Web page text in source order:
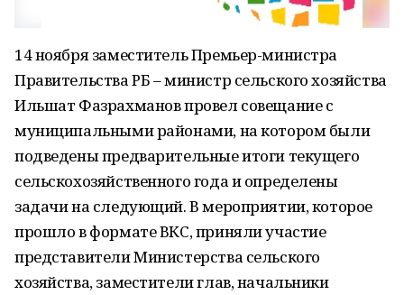
14 ноября заместитель Премьер-министра
Правительства РБ – министр сельского хозяйства
Ильшат Фазрахманов провел совещание с
муниципальными районами, на котором были
подведены предварительные итоги текущего
сельскохозяйственного года и определены
задачи на следующий. В мероприятии, которое
прошло в формате ВКС, приняли участие
представители Министерства сельского
хозяйства, заместители глав, начальники